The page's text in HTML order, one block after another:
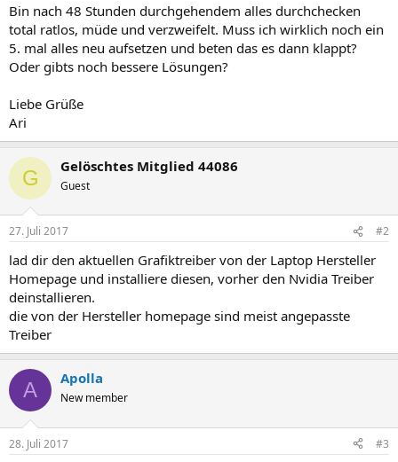
Bin nach 48 Stunden durchgehendem alles durchchecken
total ratlos, müde und verzweifelt. Muss ich wirklich noch ein
5. mal alles neu aufsetzen und beten das es dann klappt?
Oder gibts noch bessere Lösungen?
Liebe Grüße
Ari
G Gelöschtes Mitglied 44086
Guest
27. Juli 2017 #2
lad dir den aktuellen Grafiktreiber von der Laptop Hersteller
Homepage und installiere diesen, vorher den Nvidia Treiber
deinstallieren.
die von der Hersteller homepage sind meist angepasste
Treiber
A Apolla
New member
28. Juli 2017 #3